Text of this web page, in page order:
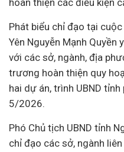
hoàn thiện các điều kiện
Phát biểu chỉ đạo tại
Yên Nguyễn Mạnh Quyền
với các sở, ngành, địa
trương hoàn thiện quy
hai dự án, trình UBND
5/2026.
Phó Chủ tịch UBND tỉnh
chỉ đạo các sở, ngành